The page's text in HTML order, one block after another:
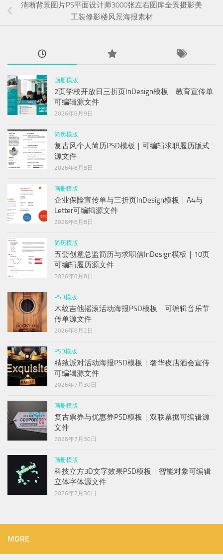
清晰背景图片PS平面设计师3000张左右图库全景摄影美
工装修影楼风景海报素材
画册模版
2页学校开放日三折页InDesign模板｜教育宣传单
可编辑源文件
2026年8月9日
简历模版
复古风个人简历PSD模板｜可编辑求职履历版式
源文件
2026年8月8日
画册模版
企业保险宣传单与三折页InDesign模板｜A4与
Letter可编辑源文件
2026年8月8日
简历模版
五套创意总监简历与求职信InDesign模板｜10页
可编辑履历源文件
2026年8月8日
PSD模版
木纹吉他摇滚活动海报PSD模板｜可编辑音乐节
传单源文件
2026年8月2日
PSD模版
精致派对活动海报PSD模板｜奢华夜店酒会宣传
可编辑源文件
2026年7月30日
画册模版
复古票券与优惠券PSD模板｜双联票据可编辑源
文件
2026年7月30日
画册模版
科技立方3D文字效果PSD模板｜智能对象可编辑
立体字体源文件
2026年7月30日
MORE